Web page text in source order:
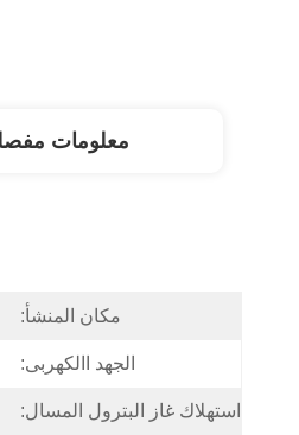
معلومات
مكان المنشأ:
الجهد االكهربى:
استهلاك غاز البترول المسال: